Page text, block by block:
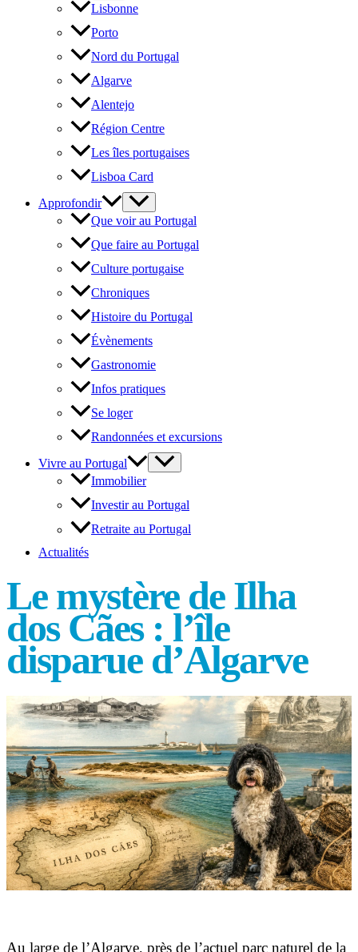
Lisbonne
Porto
Nord du Portugal
Algarve
Alentejo
Région Centre
Les îles portugaises
Lisboa Card
Approfondir
Que voir au Portugal
Que faire au Portugal
Culture portugaise
Chroniques
Histoire du Portugal
Évènements
Gastronomie
Infos pratiques
Se loger
Randonnées et excursions
Vivre au Portugal
Immobilier
Investir au Portugal
Retraite au Portugal
Actualités
Le mystère de Ilha
dos Cães : l’île
disparue d’Algarve
Au large de l’Algarve, près de l’actuel parc naturel de la